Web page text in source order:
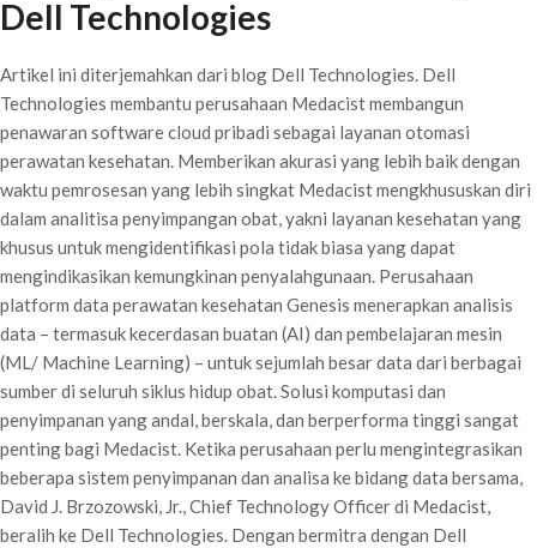
Dell Technologies
Artikel ini diterjemahkan dari blog Dell Technologies. Dell
Technologies membantu perusahaan Medacist membangun
penawaran software cloud pribadi sebagai layanan otomasi
perawatan kesehatan. Memberikan akurasi yang lebih baik dengan
waktu pemrosesan yang lebih singkat Medacist mengkhususkan diri
dalam analitisa penyimpangan obat, yakni layanan kesehatan yang
khusus untuk mengidentifikasi pola tidak biasa yang dapat
mengindikasikan kemungkinan penyalahgunaan. Perusahaan
platform data perawatan kesehatan Genesis menerapkan analisis
data – termasuk kecerdasan buatan (AI) dan pembelajaran mesin
(ML/ Machine Learning) – untuk sejumlah besar data dari berbagai
sumber di seluruh siklus hidup obat. Solusi komputasi dan
penyimpanan yang andal, berskala, dan berperforma tinggi sangat
penting bagi Medacist. Ketika perusahaan perlu mengintegrasikan
beberapa sistem penyimpanan dan analisa ke bidang data bersama,
David J. Brzozowski, Jr., Chief Technology Officer di Medacist,
beralih ke Dell Technologies. Dengan bermitra dengan Dell